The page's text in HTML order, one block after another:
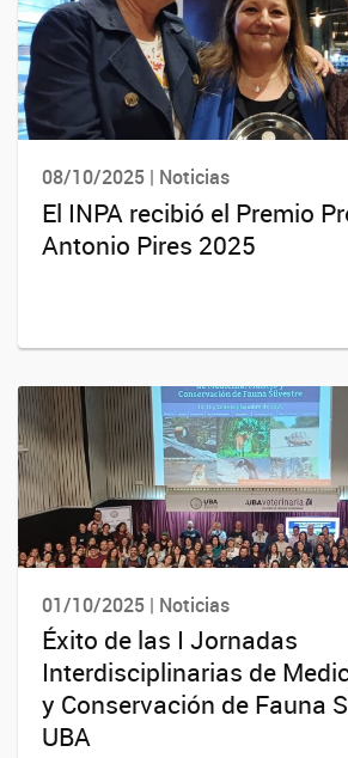
08/10/2025 | Noticias
El INPA recibió el Premio
Antonio Pires 2025
01/10/2025 | Noticias
Éxito de las I Jornadas
Interdisciplinarias de
y Conservación de Fauna
UBA